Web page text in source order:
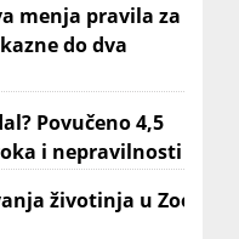
menja pravila za
do dva
Povučeno 4,5
i nepravilnosti
životinja u Zoo